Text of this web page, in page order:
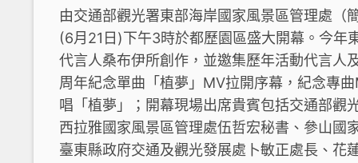
由交通部觀光署東部海岸國家風景區管理處
(6月21日)下午3時於都歷園區盛大開幕。今年
代言人桑布伊所創作，並邀集歷年活動代言人
周年紀念單曲「植夢」MV拉開序幕，紀念專
唱「植夢」；開幕現場出席貴賓包括交通部觀
西拉雅國家風景區管理處伍哲宏秘書、參山國
臺東縣政府交通及觀光發展處卜敏正處長、花